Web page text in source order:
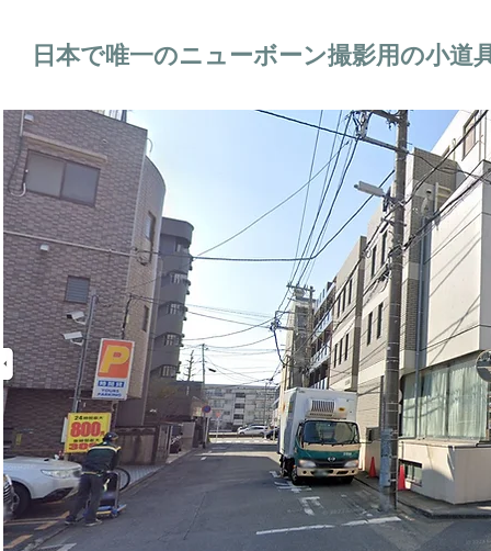
日本で唯一のニューボーン撮影用の小道